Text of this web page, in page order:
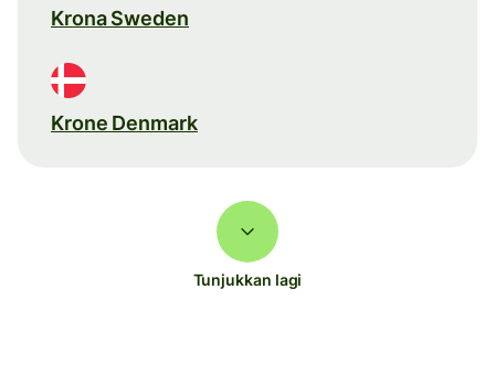
Krona Sweden
Krone Denmark
Tunjukkan lagi